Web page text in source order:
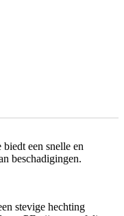
een snelle en
beschadigingen.
stevige hechting